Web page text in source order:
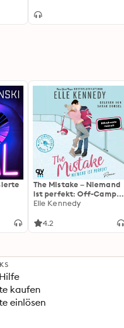
The Mistake – Niemand
ist perfekt: Off-Campus
2 | Roman
Elle Kennedy
4.2
kaufen
einlösen